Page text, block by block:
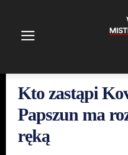
Kto zastąpi
Papszun ma
ręką